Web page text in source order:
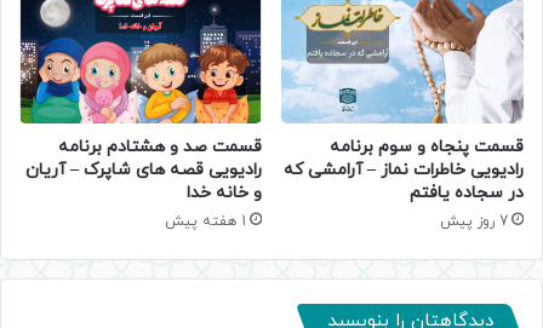
قسمت پنجاه و سوم برنامه
رادیویی خاطرات نماز – آرامشی که
در سجاده یافتم
7 روز پیش
قسمت صد و هشتادم برنامه
رادیویی قصه های شاپرک – آریان
و خانه خدا
1 هفته پیش
دیدگاهتان را بنویسید